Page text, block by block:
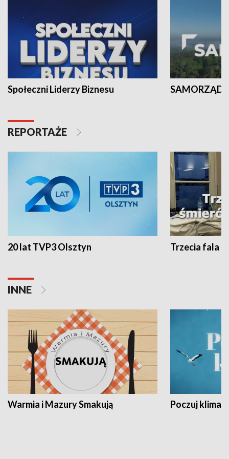
Społeczni Liderzy Biznesu SAMORZĄD
REPORTAŻE
20 lat TVP3 Olsztyn Trzecia fala -
INNE
Warmia i Mazury Smakują Poczuj klimat